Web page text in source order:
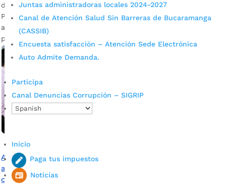
Juntas administradoras locales 2024-2027
Canal de Atención Salud Sin Barreras de Bucaramanga
(CASSIB)
Encuesta satisfacción – Atención Sede Electrónica
Auto Admite Demanda.
Participa
Canal Denuncias Corrupción – SIGRIP
Inicio
Paga tus impuestos
Noticias
derechos. Descargar audio: Tatiana Monsalve, inspectora de
Protección al Consumidor de la Alcaldía de Bucaramanga La
actividad se viene desarrollando en los diferentes barrios,
plazas de […]
Alcaldía y Superintendencia de Industria y Comercio
afianzan lazos para velar por derechos de los
consumidores